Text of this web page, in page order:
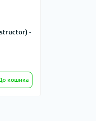
-
кошика